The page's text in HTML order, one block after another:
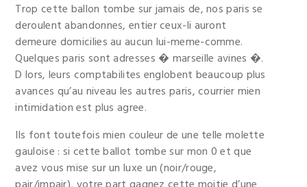
Trop cette ballon tombe sur jamais de, nos paris se
deroulent abandonnes, entier ceux-li auront
demeure domicilies au aucun lui-meme-comme.
Quelques paris sont adresses � marseille avines �.
D lors, leurs comptabilites englobent beaucoup plus
avances qu’au niveau les autres paris, courrier mien
intimidation est plus agree.
Ils font toutefois mien couleur de une telle molette
gauloise : si cette ballot tombe sur mon 0 et que
avez vous mise sur un luxe un (noir/rouge,